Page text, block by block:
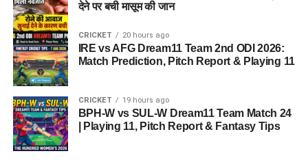
देने पर बची मासूम की जान
CRICKET 20 hours ago
IRE vs AFG Dream11 Team 2nd ODI 2026:
Match Prediction, Pitch Report & Playing 11
CRICKET 19 hours ago
BPH-W vs SUL-W Dream11 Team Match 24
| Playing 11, Pitch Report & Fantasy Tips